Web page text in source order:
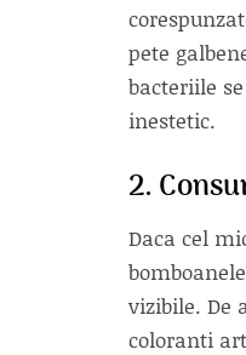
pete
bacteriile
inestetic.
2.
Daca cel
vizibile. De
coloranti